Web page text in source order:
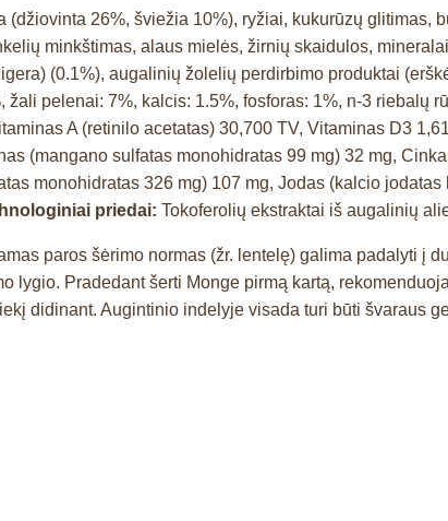
(džiovinta 26%, šviežia 10%), ryžiai, kukurūzų
minkštimas, alaus mielės, žirnių skaidulos,
(0.1%), augalinių žolelių perdirbimo produktai
žali pelenai: 7%, kalcis: 1.5%, fosforas: 1%, n-3
A (retinilo acetatas) 30,700 TV, Vitaminas D3
(mangano sulfatas monohidratas 99 mg) 32 mg,
monohidratas 326 mg) 107 mg, Jodas (kalcio
priedai: Tokoferolių ekstraktai iš augalinių
paros šėrimo normas (žr. lentelę) galima padalyti į
lygio. Pradedant šerti Monge pirmą kartą,
didinant. Augintinio indelyje visada turi būti švaraus